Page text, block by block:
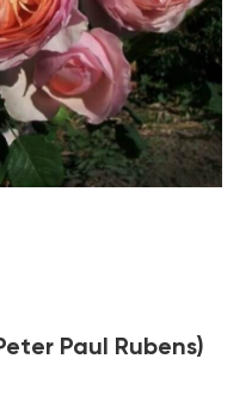
Paul Rubens)